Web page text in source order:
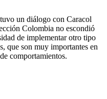
un diálogo con Caracol
Colombia no escondió
de implementar otro tipo
que son muy importantes en
comportamientos.